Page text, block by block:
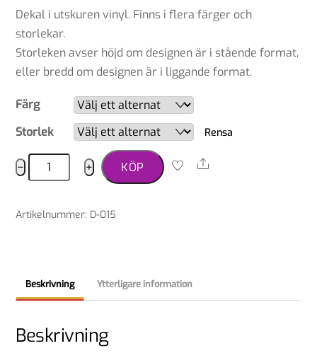
till
Dekal i utskuren vinyl. Finns i flera färger och
storlekar.
Storleken avser höjd om designen är i stående format,
eller bredd om designen är i liggande format.
Färg
Storlek
Rensa
−
Dekal
beauceron
+ KÖP Share
Artikelnummer: D-015
Beskrivning Ytterligare information
Beskrivning